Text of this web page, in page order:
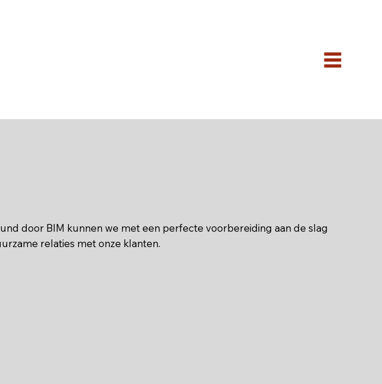
door BIM kunnen we met een perfecte voorbereiding aan de slag
relaties met onze klanten.